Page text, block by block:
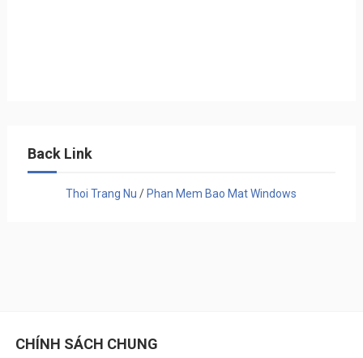
Back Link
Thoi Trang Nu / Phan Mem Bao Mat Windows
CHÍNH SÁCH CHUNG